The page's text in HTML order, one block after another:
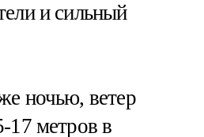
и сильный
ночью, ветер
17 метров в